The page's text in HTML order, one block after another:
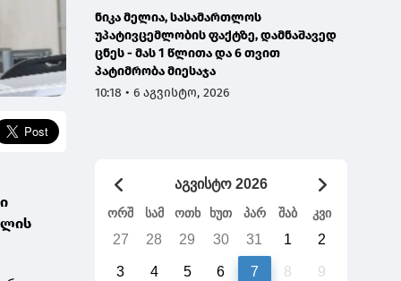
ნიკა მელია, სასამართლოს
უპატივცემლობის ფაქტზე, დამნაშავედ
ცნეს - მას 1 წლითა და 6 თვით
პატიმრობა მიესაჯა
10:18 • 6 აგვისტო, 2026
აგვისტო 2026
ორშ სამ ოთხ ხუთ პარ შაბ კვი
27 28 29 30 31 1 2
3 4 5 6 7 8 9